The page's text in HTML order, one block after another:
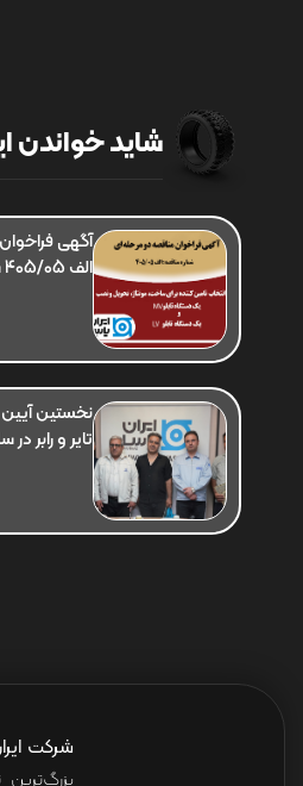
شاید خواندن
آگهی
الف 405/05 شرکت ایران یاسا تایر و رابر
نخستین آیین
تایر و رابر در سال 1405
شرکت